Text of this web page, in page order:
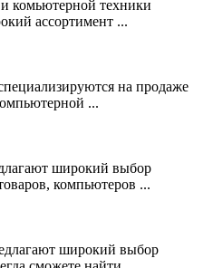
комьютерной техники
ассортимент ...
на продаже
...
широкий выбор
компьютеров ...
широкий выбор